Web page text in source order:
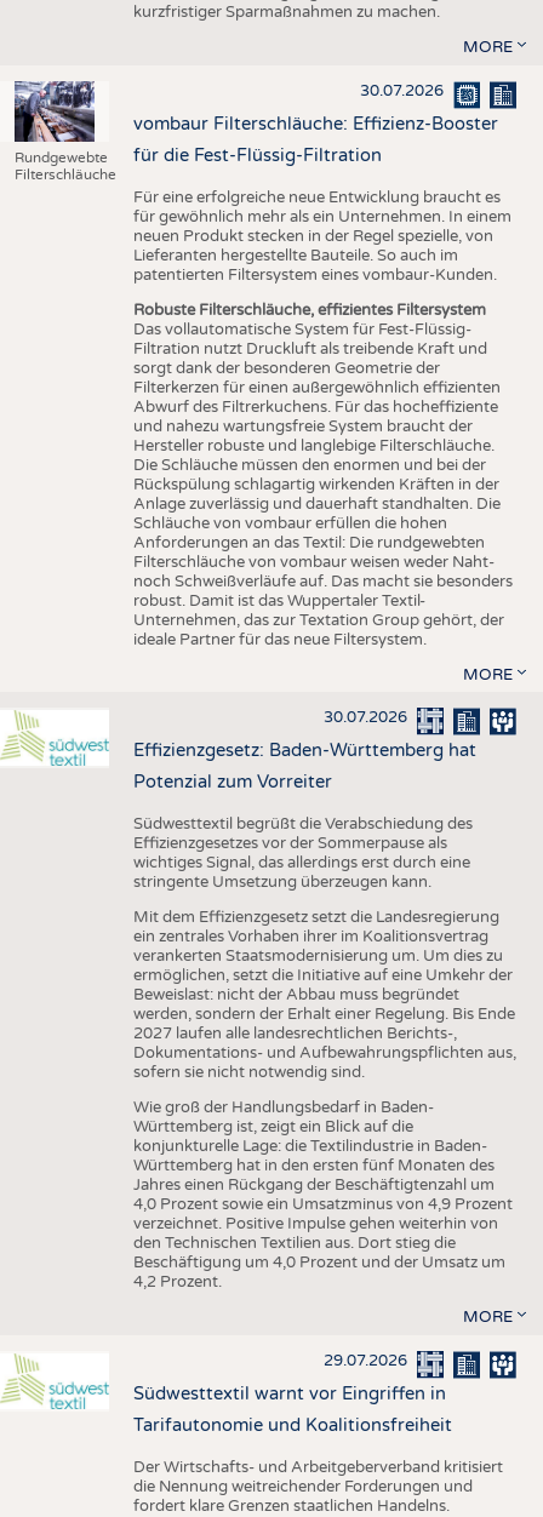
kurzfristiger Sparmaßnahmen zu machen.
MORE
Rundgewebte
Filterschläuche
30.07.2026
vombaur Filterschläuche: Effizienz-Booster
für die Fest-Flüssig-Filtration
Für eine erfolgreiche neue Entwicklung braucht es
für gewöhnlich mehr als ein Unternehmen. In einem
neuen Produkt stecken in der Regel spezielle, von
Lieferanten hergestellte Bauteile. So auch im
patentierten Filtersystem eines vombaur-Kunden.
Robuste Filterschläuche, effizientes Filtersystem
Das vollautomatische System für Fest-Flüssig-
Filtration nutzt Druckluft als treibende Kraft und
sorgt dank der besonderen Geometrie der
Filterkerzen für einen außergewöhnlich effizienten
Abwurf des Filtrerkuchens. Für das hocheffiziente
und nahezu wartungsfreie System braucht der
Hersteller robuste und langlebige Filterschläuche.
Die Schläuche müssen den enormen und bei der
Rückspülung schlagartig wirkenden Kräften in der
Anlage zuverlässig und dauerhaft standhalten. Die
Schläuche von vombaur erfüllen die hohen
Anforderungen an das Textil: Die rundgewebten
Filterschläuche von vombaur weisen weder Naht-
noch Schweißverläufe auf. Das macht sie besonders
robust. Damit ist das Wuppertaler Textil-
Unternehmen, das zur Textation Group gehört, der
ideale Partner für das neue Filtersystem.
MORE
30.07.2026
Effizienzgesetz: Baden-Württemberg hat
Potenzial zum Vorreiter
Südwesttextil begrüßt die Verabschiedung des
Effizienzgesetzes vor der Sommerpause als
wichtiges Signal, das allerdings erst durch eine
stringente Umsetzung überzeugen kann.
Mit dem Effizienzgesetz setzt die Landesregierung
ein zentrales Vorhaben ihrer im Koalitionsvertrag
verankerten Staatsmodernisierung um. Um dies zu
ermöglichen, setzt die Initiative auf eine Umkehr der
Beweislast: nicht der Abbau muss begründet
werden, sondern der Erhalt einer Regelung. Bis Ende
2027 laufen alle landesrechtlichen Berichts-,
Dokumentations- und Aufbewahrungspflichten aus,
sofern sie nicht notwendig sind.
Wie groß der Handlungsbedarf in Baden-
Württemberg ist, zeigt ein Blick auf die
konjunkturelle Lage: die Textilindustrie in Baden-
Württemberg hat in den ersten fünf Monaten des
Jahres einen Rückgang der Beschäftigtenzahl um
4,0 Prozent sowie ein Umsatzminus von 4,9 Prozent
verzeichnet. Positive Impulse gehen weiterhin von
den Technischen Textilien aus. Dort stieg die
Beschäftigung um 4,0 Prozent und der Umsatz um
4,2 Prozent.
MORE
29.07.2026
Südwesttextil warnt vor Eingriffen in
Tarifautonomie und Koalitionsfreiheit
Der Wirtschafts- und Arbeitgeberverband kritisiert
die Nennung weitreichender Forderungen und
fordert klare Grenzen staatlichen Handelns.